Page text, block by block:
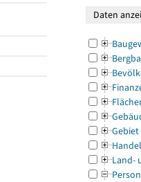
Gebiet
Land-